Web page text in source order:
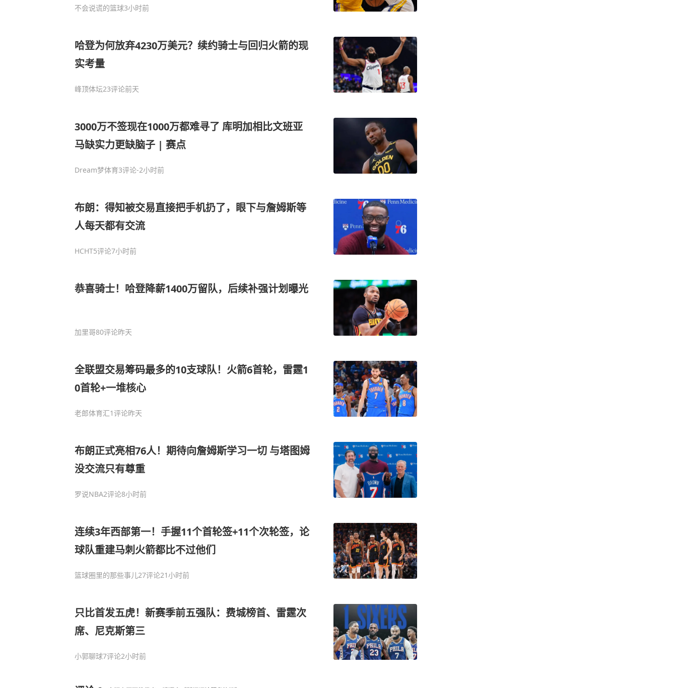
不会说谎的篮球3小时前
哈登为何放弃4230万美元？续约骑士与回归火箭的现
实考量
峰顶体坛23评论前天
3000万不签现在1000万都难寻了 库明加相比文班亚
马缺实力更缺脑子 | 赛点
Dream梦体育3评论-2小时前
布朗：得知被交易直接把手机扔了，眼下与詹姆斯等
人每天都有交流
HCHT5评论7小时前
恭喜骑士！哈登降薪1400万留队，后续补强计划曝光
加里哥80评论昨天
全联盟交易筹码最多的10支球队！火箭6首轮，雷霆1
0首轮+一堆核心
老郎体育汇1评论昨天
布朗正式亮相76人！期待向詹姆斯学习一切 与塔图姆
没交流只有尊重
罗说NBA2评论8小时前
连续3年西部第一！手握11个首轮签+11个次轮签，论
球队重建马刺火箭都比不过他们
篮球圈里的那些事儿27评论21小时前
只比首发五虎！新赛季前五强队：费城榜首、雷霆次
席、尼克斯第三
小郭聊球7评论2小时前